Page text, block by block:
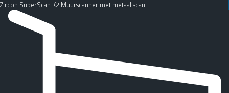
Zircon SuperScan K2 Muurscanner met metaal scan